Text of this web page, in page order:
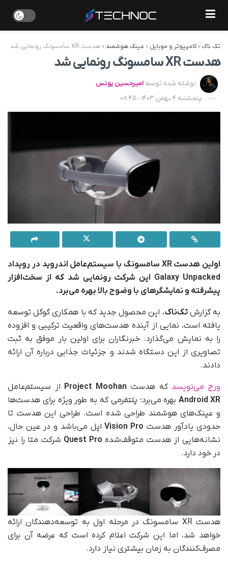
تک ناک»کامپیوتر و موبایل » عینک هوشمند» هدست XR سامسونگ رونمایی شد
هدست XR سامسونگ رونمایی شد
نوشته شده توسط امیرحسین یونس
پنجشنبه 4 بهمن 1403 - 08:45
اولین هدست XR سامسونگ با سیستم‌عامل اندروید در رویداد
Galaxy Unpacked این شرکت رونمایی شد که از سخت‌افزار
پیشرفته و نمایشگرهای با وضوح بالا بهره می‌برد.
به گزارشتک‌ناک، این محصول جدید که با همکاری گوگل توسعه
یافته است، نمایی از آینده هدست‌های واقعیت ترکیبی و افزوده
را به نمایش می‌گذارد. خبرنگاران برای اولین بار موفق به ثبت
تصاویری از این دستگاه شدند و جزئیات جذابی درباره آن ارائه
دادند.
ورج می‌نویسد که هدست Project Moohan از سیستم‌عامل
Android XRبهره می‌برد؛ پلتفرمی که به‌ طور ویژه برای هدست‌ها
و عینک‌های هوشمند طراحی شده است. طراحی این هدست تا
حدودی یادآور هدست Vision Proاپل می‌باشد و در عین حال،
نشانه‌هایی از هدست متوقف‌شده Quest Pro شرکت متا را نیز
در خود دارد.
هدست XR سامسونگ در مرحله اول به توسعه‌دهندگان ارائه
خواهد شد، اما این شرکت اعلام کرده است که عرضه آن برای
مصرف‌کنندگان به زمان بیشتری نیاز دارد.